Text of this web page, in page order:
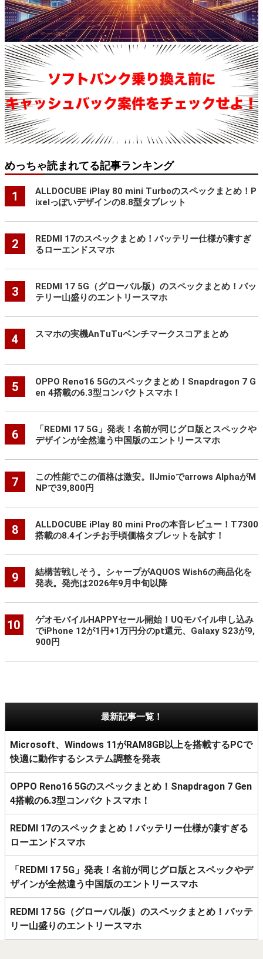
めっちゃ読まれてる記事ランキング
1
ALLDOCUBE iPlay 80 mini Turboのスペックまとめ！P
ixelっぽいデザインの8.8型タブレット
2
REDMI 17のスペックまとめ！バッテリー仕様が凄すぎ
るローエンドスマホ
3
REDMI 17 5G（グローバル版）のスペックまとめ！バッ
テリー山盛りのエントリースマホ
4 スマホの実機AnTuTuベンチマークスコアまとめ
5
OPPO Reno16 5Gのスペックまとめ！Snapdragon 7 G
en 4搭載の6.3型コンパクトスマホ！
6
「REDMI 17 5G」発表！名前が同じグロ版とスペックや
デザインが全然違う中国版のエントリースマホ
7
この性能でこの価格は激安。IIJmioでarrows AlphaがM
NPで39,800円
8
ALLDOCUBE iPlay 80 mini Proの本音レビュー！T7300
搭載の8.4インチお手頃価格タブレットを試す！
9
結構苦戦しそう。シャープがAQUOS Wish6の商品化を
発表。発売は2026年9月中旬以降
10
ゲオモバイルHAPPYセール開始！UQモバイル申し込み
でiPhone 12が1円+1万円分のpt還元、Galaxy S23が9,
900円
最新記事一覧！
Microsoft、Windows 11がRAM8GB以上を搭載するPCで
快適に動作するシステム調整を発表
OPPO Reno16 5Gのスペックまとめ！Snapdragon 7 Gen
4搭載の6.3型コンパクトスマホ！
REDMI 17のスペックまとめ！バッテリー仕様が凄すぎる
ローエンドスマホ
「REDMI 17 5G」発表！名前が同じグロ版とスペックやデ
ザインが全然違う中国版のエントリースマホ
REDMI 17 5G（グローバル版）のスペックまとめ！バッテ
リー山盛りのエントリースマホ